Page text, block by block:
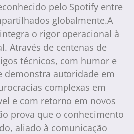
pelo Spotify entre
globalmente.A
o rigor operacional à
Através de centenas de
técnicos, com humor e
demonstra autoridade em
complexas em
e com retorno em novos
prova que o conhecimento
aliado à comunicação